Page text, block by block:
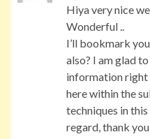
Hiya very nice
Wonderful ..
I’ll bookmark
also? I am glad
information right
here within the
techniques in this
regard, thank you